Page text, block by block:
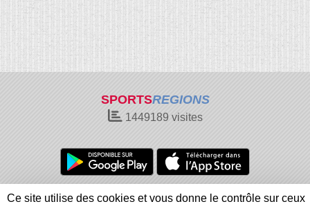
SPORTSREGIONS
1449189visites
Charte cookies
Gestion des cookies
Ce site utilise des cookies et vous donne le contrôle sur ceux